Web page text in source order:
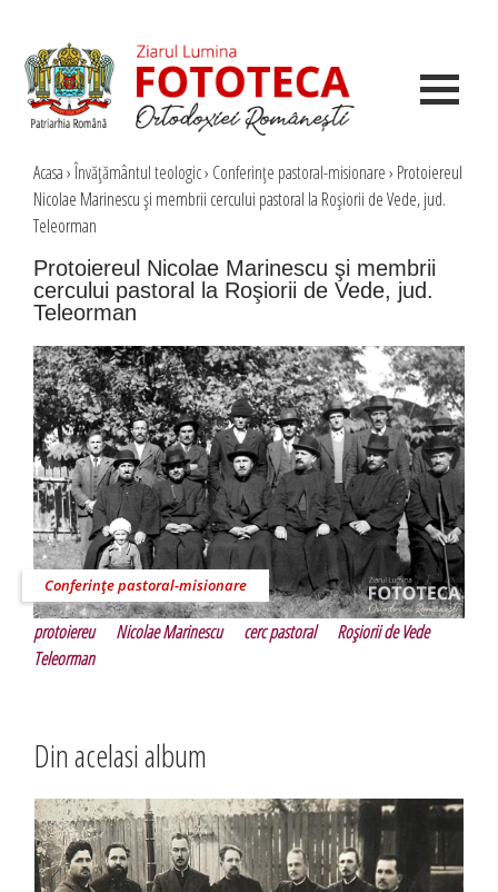
Acasa›Învăţământul teologic› Conferinţe pastoral-misionare› Protoiereul
Nicolae Marinescu şi membrii cercului pastoral la Roşiorii de Vede, jud.
Teleorman
Protoiereul Nicolae Marinescu şi membrii
cercului pastoral la Roşiorii de Vede, jud.
Teleorman
Conferinţe pastoral-misionare
protoiereu Nicolae Marinescu cerc pastoral
Roşiorii de Vede
Teleorman
Din acelasi album